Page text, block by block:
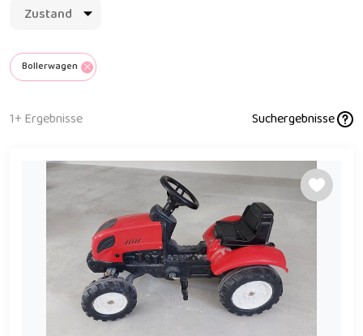
Zustand
Bollerwagen
1+ Ergebnisse Suchergebnisse